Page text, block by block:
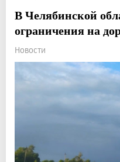
В Челябинской
ограничения на
Новости